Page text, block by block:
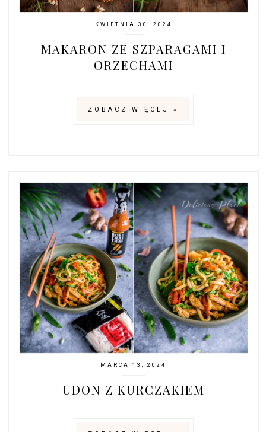
KWIETNIA 30, 2024
MAKARON ZE SZPARAGAMI I
ORZECHAMI
ZOBACZ WIĘCEJ »
MARCA 13, 2024
UDON Z KURCZAKIEM